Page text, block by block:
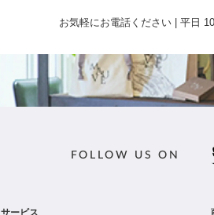
お気軽にお電話ください | 平日
FOLLOW US ON
サービス